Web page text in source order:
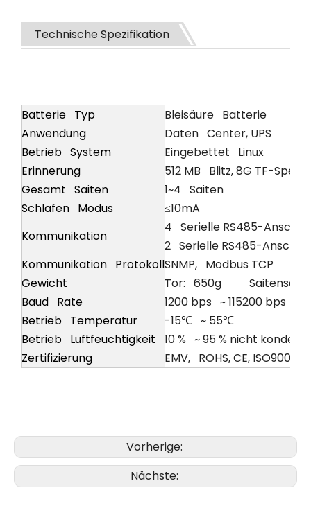
Technische Spezifikation
Batterie Typ
Bleisäure Batterie
Anwendung
Daten Center, UPS
Betrieb System
Eingebettet Linux
Erinnerung
512 MB Blitz, 8G TF-
Gesamt Saiten
1~4 Saiten
Schlafen Modus
≤10mA
Kommunikation
4 Serielle RS485-
2 Serielle RS485-
Kommunikation ProtokollSNMP, Modbus TCP
Gewicht
Tor: 650g
Baud Rate
1200 bps ~ 115200 bps
Betrieb Temperatur
-15℃ ~ 55℃
Betrieb Luftfeuchtigkeit
10 % ~ 95 % nicht
Zertifizierung
EMV, ROHS, CE, ISO9001,
Vorherige:
Nächste: